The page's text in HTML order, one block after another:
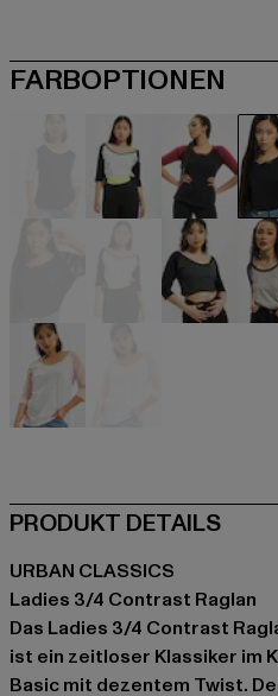
FARBOPTIONEN
schwarzschwarz
schwarz
PRODUKT DETAILS
URBAN CLASSICS
Ladies 3/4 Contrast Raglan
Das Ladies 3/4 Contrast
ist ein zeitloser Klassiker im
Basic mit dezentem Twist.